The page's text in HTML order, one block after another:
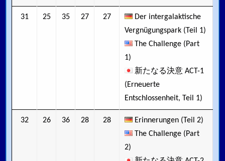
31 25 35 27 27
Der intergalaktische
Vergnügungspark (Teil 1)
The Challenge (Part
1)
新たなる決意 ACT-1
(Erneuerte
Entschlossenheit, Teil 1)
32 26 36 28 28
Erinnerungen (Teil 2)
The Challenge (Part
2)